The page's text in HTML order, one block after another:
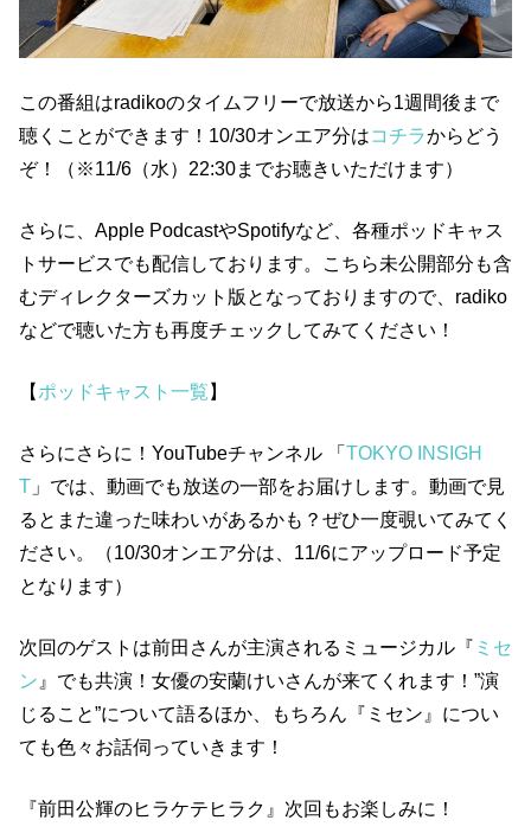
この番組はradikoのタイムフリーで放送から1週間後まで
聴くことができます！10/30オンエア分はコチラからどう
ぞ！（※11/6（水）22:30までお聴きいただけます）
さらに、Apple PodcastやSpotifyなど、各種ポッドキャス
トサービスでも配信しております。こちら未公開部分も含
むディレクターズカット版となっておりますので、radiko
などで聴いた方も再度チェックしてみてください！
【 ポッドキャスト一覧 】
さらにさらに！YouTubeチャンネル 「 TOKYO INSIGH
T 」では、動画でも放送の一部をお届けします。動画で見
るとまた違った味わいがあるかも？ぜひ一度覗いてみてく
ださい。（10/30オンエア分は、11/6にアップロード予定
となります）
次回のゲストは前田さんが主演されるミュージカル『 ミセ
ン 』でも共演！女優の安蘭けいさんが来てくれます！”演
じること”について語るほか、もちろん『ミセン』につい
ても色々お話伺っていきます！
『前田公輝のヒラケテヒラク』次回もお楽しみに！